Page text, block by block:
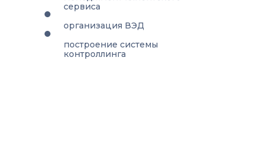
сервиса
организация ВЭД
построение системы
контроллинга